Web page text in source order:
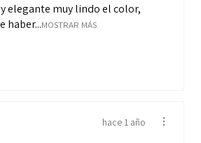
elegante muy lindo el color,
haber...MOSTRAR MÁS
hace 1 año